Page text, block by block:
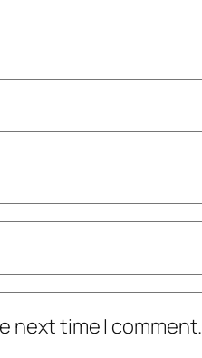
next time I comment.